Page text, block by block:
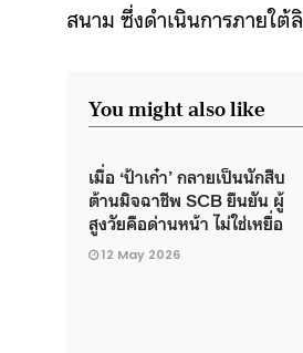
สนาม ซึ่งดำเนินการภายใ
You might also like
เมื่อ ‘ป้าเก๋า’ กลายเป็นนักสืบ
ต้านมิจฉาชีพ SCB ยืนยัน ผู้
สูงวัยคือด่านหน้า ไม่ใช่เหยื่อ
12 May 2026